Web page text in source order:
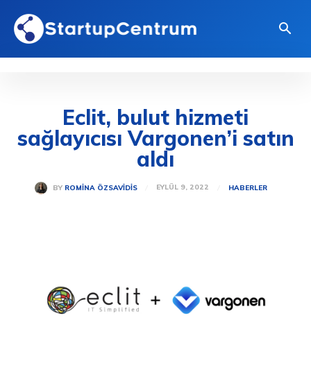
Eclit, bulut hizmeti
sağlayıcısı Vargonen’i satın
aldı
BY ROMINA ÖZSAVIDIS EYLÜL 9, 2022 HABERLER